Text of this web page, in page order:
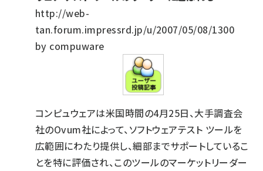
http://web-
tan.forum.impressrd.jp/u/2007/05/08/1300
by compuware
コンピュウェアは米国時間の4月25日、大手調査会
社のOvum社によって、ソフトウェアテスト ツールを
広範囲にわたり提供し、細部までサポートしているこ
とを特に評価され、このツールのマーケットリーダー